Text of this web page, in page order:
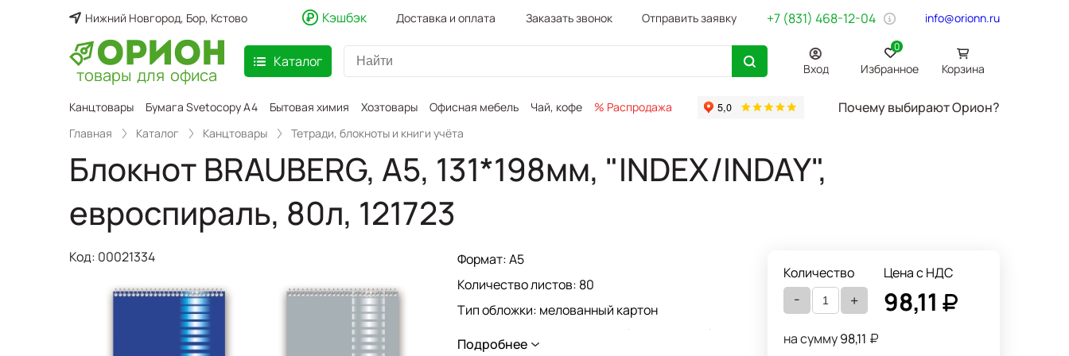
Нижний Новгород, Бор, Кстово Кэшбэк Доставка и оплата Заказать звонок Отправить заявку +7 (831) 468-12-04 info@orionn.ru
товары для офиса
Каталог Вход Избранное
0
Корзина
Канцтовары Бумага Svetocopy A4 Бытовая химия Хозтовары Офисная мебель Чай, кофе % Распродажа Канцтовары Бумага Svetocopy A4 Бытовая химия Хозтовары
Почему выбирают Орион?
Главная Каталог Канцтовары Тетради, блокноты и книги учёта
Блокнот BRAUBERG, А5, 131*198мм, "INDEX/INDAY",
евроспираль, 80л, 121723
Код: 00021334
Формат: А5
Количество листов: 80
Тип обложки: мелованный картон
Скрепление блока: гребень (евроспираль)
Подробнее
Количество
- +
Цена с НДС
98,11
на сумму 98,11